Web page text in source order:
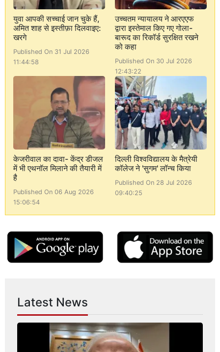
युवा आपकी सच्चाई जान चुके हैं,
अमित शाह से इस्तीफ़ा दिलवाइए:
खरगे
Published On 31 Jul 2026
11:44:58
उच्चतम न्यायालय ने आरएएफ
द्वारा इस्तेमाल किए गए गोला-
बारूद का रिकॉर्ड सुरक्षित रखने
को कहा
Published On 30 Jul 2026
12:43:22
केजरीवाल का दावा- केंद्र डीजल
में भी एथनॉल मिलाने की तैयारी में
है
Published On 06 Aug 2026
15:06:54
दिल्ली विश्वविद्यालय के मैत्रेयी
कॉलेज ने 'सुगम' लॉन्च किया
Published On 28 Jul 2026
09:40:25
Latest News